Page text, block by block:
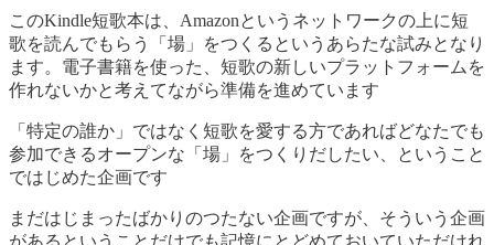
このKindle短歌本は、Amazonというネットワークの上に短
歌を読んでもらう「場」をつくるというあらたな試みとなり
ます。電子書籍を使った、短歌の新しいプラットフォームを
作れないかと考えてながら準備を進めています
「特定の誰か」ではなく短歌を愛する方であればどなたでも
参加できるオープンな「場」をつくりだしたい、ということ
ではじめた企画です
まだはじまったばかりのつたない企画ですが、そういう企画